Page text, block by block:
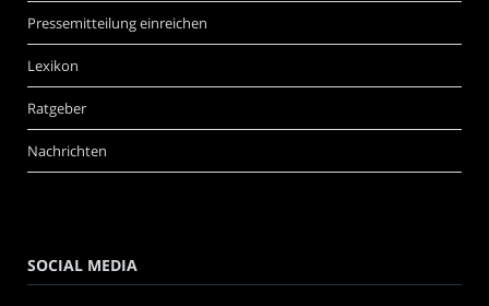
Pressemitteilung einreichen
Lexikon
Ratgeber
Nachrichten
SOCIAL MEDIA